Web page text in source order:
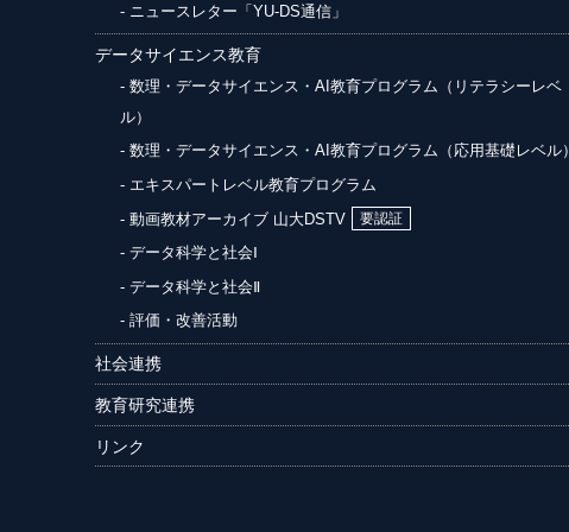
ニュースレター「YU-DS通信」
データサイエンス教育
数理・データサイエンス・AI教育プログラム（リテラシーレベ
ル）
数理・データサイエンス・AI教育プログラム（応用基礎レベル）
エキスパートレベル教育プログラム
動画教材アーカイブ 山大DSTV
データ科学と社会Ⅰ
データ科学と社会Ⅱ
評価・改善活動
社会連携
教育研究連携
リンク